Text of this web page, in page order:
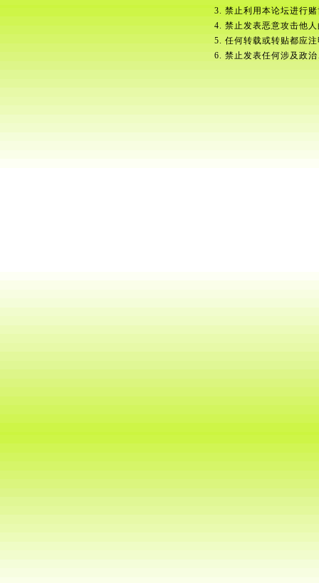
3. 禁止利用本论坛进行
4. 禁止发表恶意攻击他
5. 任何转载或转贴都应
6. 禁止发表任何涉及政